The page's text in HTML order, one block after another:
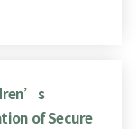
of Secure